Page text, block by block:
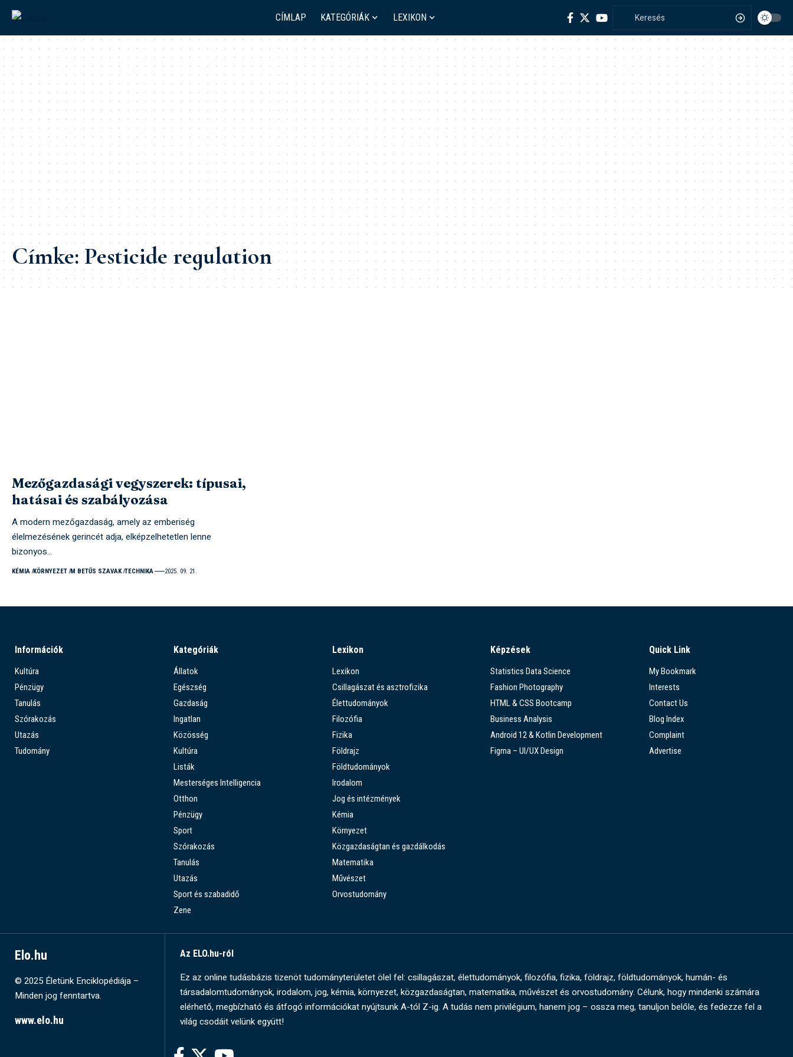
CÍMLAP KATEGÓRIÁK LEXIKON
Címke:Pesticide regulation
Mezőgazdasági vegyszerek: típusai,
hatásai és szabályozása
A modern mezőgazdaság, amely az emberiség
élelmezésének gerincét adja, elképzelhetetlen lenne
bizonyos…
KÉMIA KÖRNYEZET M BETŰS SZAVAK TECHNIKA 2025. 09. 21.
Információk
Kultúra
Pénzügy
Tanulás
Szórakozás
Utazás
Tudomány
Kategóriák
Állatok
Egészség
Gazdaság
Ingatlan
Közösség
Kultúra
Listák
Mesterséges Intelligencia
Otthon
Pénzügy
Sport
Szórakozás
Tanulás
Utazás
Sport és szabadidő
Zene
Lexikon
Lexikon
Csillagászat és asztrofizika
Élettudományok
Filozófia
Fizika
Földrajz
Földtudományok
Irodalom
Jog és intézmények
Kémia
Környezet
Közgazdaságtan és gazdálkodás
Matematika
Művészet
Orvostudomány
Képzések
Statistics Data Science
Fashion Photography
HTML & CSS Bootcamp
Business Analysis
Android 12 & Kotlin Development
Figma – UI/UX Design
Quick Link
My Bookmark
Interests
Contact Us
Blog Index
Complaint
Advertise
Elo.hu
© 2025 Életünk Enciklopédiája –
Minden jog fenntartva.
www.elo.hu
Az ELO.hu-ról
Ez az online tudásbázis tizenöt tudományterületet ölel fel: csillagászat, élettudományok, filozófia, fizika, földrajz, földtudományok, humán- és
társadalomtudományok, irodalom, jog, kémia, környezet, közgazdaságtan, matematika, művészet és orvostudomány. Célunk, hogy mindenki számára
elérhető, megbízható és átfogó információkat nyújtsunk A-tól Z-ig. A tudás nem privilégium, hanem jog – ossza meg, tanuljon belőle, és fedezze fel a
világ csodáit velünk együtt!